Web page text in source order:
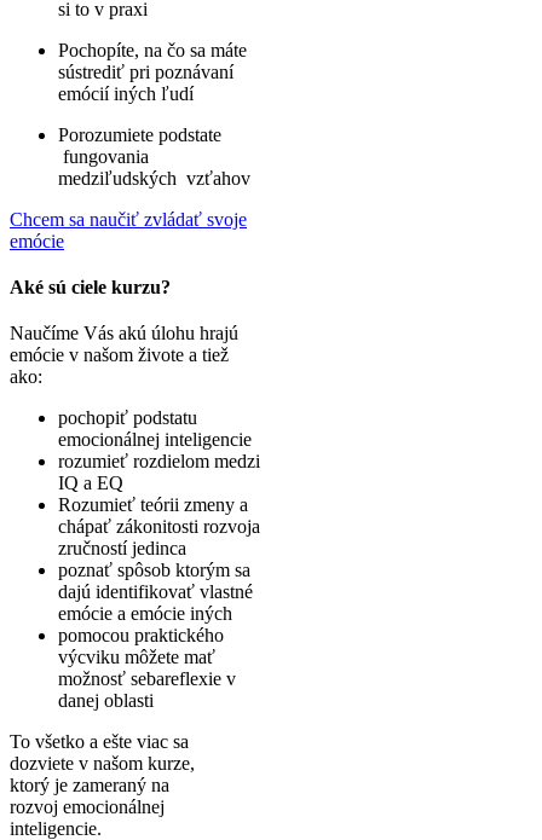
si to v praxi
Pochopíte, na čo sa máte
sústrediť pri poznávaní
emócií iných ľudí
Porozumiete podstate
fungovania
medziľudských vzťahov
Chcem sa naučiť zvládať svoje
emócie
Aké sú ciele kurzu?
Naučíme Vás akú úlohu hrajú
emócie v našom živote a tiež
ako:
pochopiť podstatu
emocionálnej inteligencie
rozumieť rozdielom medzi
IQ a EQ
Rozumieť teórii zmeny a
chápať zákonitosti rozvoja
zručností jedinca
poznať spôsob ktorým sa
dajú identifikovať vlastné
emócie a emócie iných
pomocou praktického
výcviku môžete mať
možnosť sebareflexie v
danej oblasti
To všetko a ešte viac sa
dozviete v našom kurze,
ktorý je zameraný na
rozvoj emocionálnej
inteligencie.